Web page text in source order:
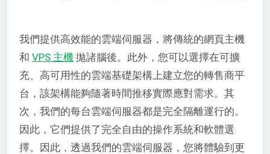
我們提供高效能的雲端伺服器，將傳統的網頁主機
和 VPS 主機 拋諸腦後。此外，您可以選擇在可擴
充、高可用性的雲端基礎架構上建立您的轉售商平
台，該架構能夠隨著時間推移實際應對需求。其
次，我們的每台雲端伺服器都是完全隔離運行的。
因此，它們提供了完全自由的操作系統和軟體選
擇。因此，透過我們的雲端伺服器，您將體驗到更